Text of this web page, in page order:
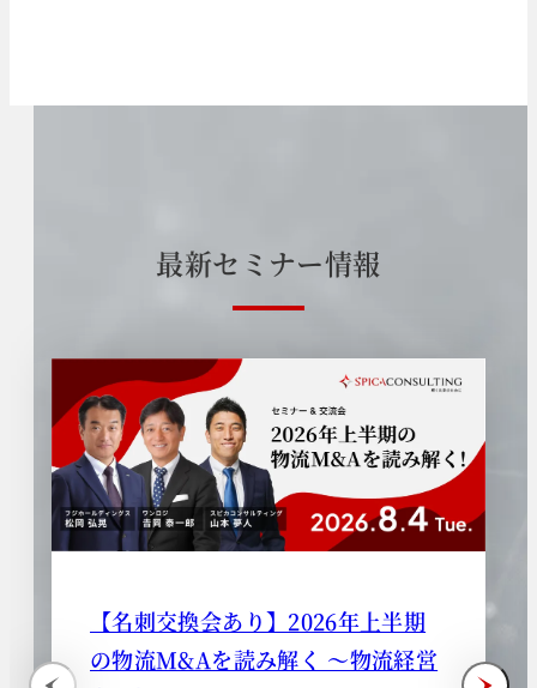
最新セ ミ ナー情報
【名刺交換会あり】2026年上半期
の物流M&Aを読み解く ～物流経営